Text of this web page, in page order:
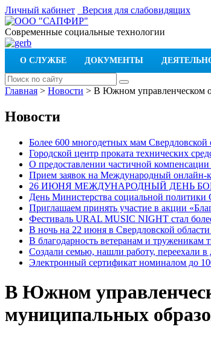
Личный кабинет Версия для слабовидящих
Современные социальные технологии
О СЛУЖБЕ ДОКУМЕНТЫ
Главная > Новости > В Южном управленческом
Новости
Более 600 многодетных мам Свердловской
Городской центр проката технических
О предоставлении частичной
Прием заявок на Международный онлайн-
26 ИЮНЯ МЕЖДУНАРОДНЫЙ ДЕНЬ
День Министерства социальной
Приглашаем принять участие в акции
Фестиваль URAL MUSIC NIGHT стал
В ночь на 22 июня в Свердловской
В благодарность ветеранам и труженикам
Создали семью, нашли работу, переехали
Электронный сертификат номиналом до
В Южном
муниципальных